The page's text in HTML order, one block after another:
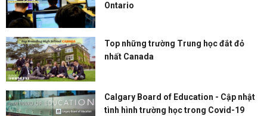
Ontario
Top những trường Trung học đắt đỏ
nhất Canada
Calgary Board of Education - Cập nhật
tình hình trường học trong Covid-19